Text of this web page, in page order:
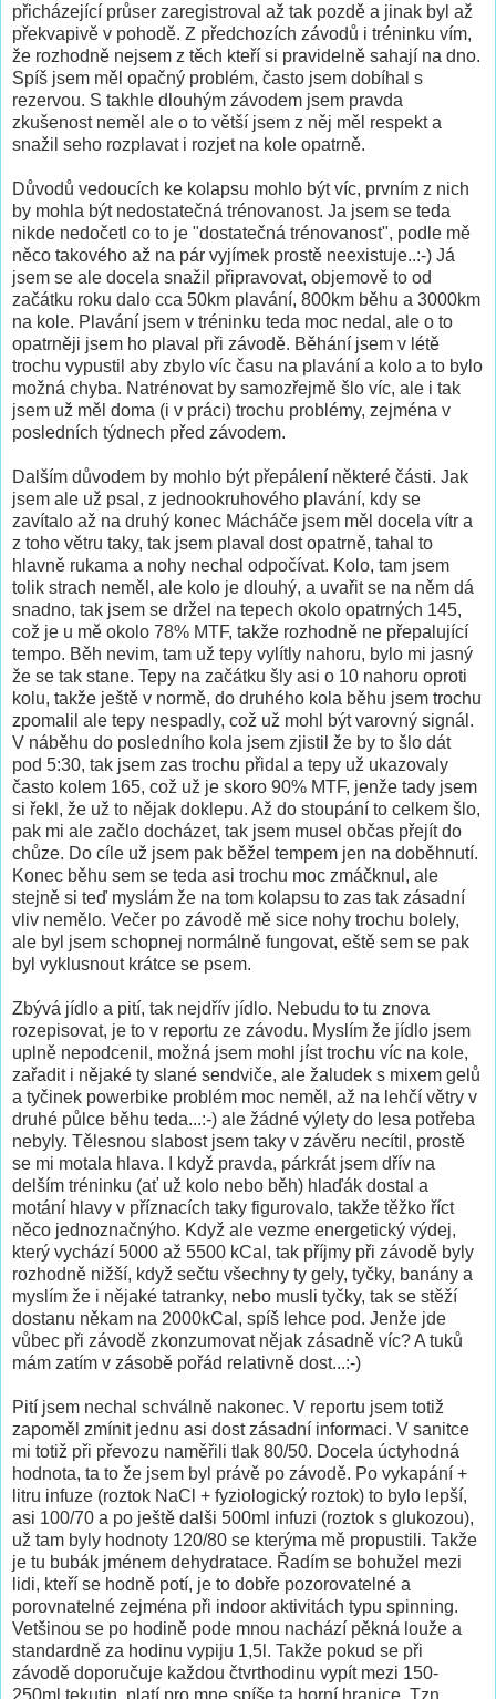
přicházející průser zaregistroval až tak pozdě a jinak byl až
překvapivě v pohodě. Z předchozích závodů i tréninku vím,
že rozhodně nejsem z těch kteří si pravidelně sahají na dno.
Spíš jsem měl opačný problém, často jsem dobíhal s
rezervou. S takhle dlouhým závodem jsem pravda
zkušenost neměl ale o to větší jsem z něj měl respekt a
snažil seho rozplavat i rozjet na kole opatrně.
Důvodů vedoucích ke kolapsu mohlo být víc, prvním z nich
by mohla být nedostatečná trénovanost. Ja jsem se teda
nikde nedočetl co to je "dostatečná trénovanost", podle mě
něco takového až na pár vyjímek prostě neexistuje..:-) Já
jsem se ale docela snažil připravovat, objemově to od
začátku roku dalo cca 50km plavání, 800km běhu a 3000km
na kole. Plavání jsem v tréninku teda moc nedal, ale o to
opatrněji jsem ho plaval při závodě. Běhání jsem v létě
trochu vypustil aby zbylo víc času na plavání a kolo a to bylo
možná chyba. Natrénovat by samozřejmě šlo víc, ale i tak
jsem už měl doma (i v práci) trochu problémy, zejména v
posledních týdnech před závodem.
Dalším důvodem by mohlo být přepálení některé části. Jak
jsem ale už psal, z jednookruhového plavání, kdy se
zavítalo až na druhý konec Mácháče jsem měl docela vítr a
z toho větru taky, tak jsem plaval dost opatrně, tahal to
hlavně rukama a nohy nechal odpočívat. Kolo, tam jsem
tolik strach neměl, ale kolo je dlouhý, a uvařit se na něm dá
snadno, tak jsem se držel na tepech okolo opatrných 145,
což je u mě okolo 78% MTF, takže rozhodně ne přepalující
tempo. Běh nevim, tam už tepy vylítly nahoru, bylo mi jasný
že se tak stane. Tepy na začátku šly asi o 10 nahoru oproti
kolu, takže ještě v normě, do druhého kola běhu jsem trochu
zpomalil ale tepy nespadly, což už mohl být varovný signál.
V náběhu do posledního kola jsem zjistil že by to šlo dát
pod 5:30, tak jsem zas trochu přidal a tepy už ukazovaly
často kolem 165, což už je skoro 90% MTF, jenže tady jsem
si řekl, že už to nějak doklepu. Až do stoupání to celkem šlo,
pak mi ale začlo docházet, tak jsem musel občas přejít do
chůze. Do cíle už jsem pak běžel tempem jen na doběhnutí.
Konec běhu sem se teda asi trochu moc zmáčknul, ale
stejně si teď myslám že na tom kolapsu to zas tak zásadní
vliv nemělo. Večer po závodě mě sice nohy trochu bolely,
ale byl jsem schopnej normálně fungovat, eště sem se pak
byl vyklusnout krátce se psem.
Zbývá jídlo a pití, tak nejdřív jídlo. Nebudu to tu znova
rozepisovat, je to v reportu ze závodu. Myslím že jídlo jsem
uplně nepodcenil, možná jsem mohl jíst trochu víc na kole,
zařadit i nějaké ty slané sendviče, ale žaludek s mixem gelů
a tyčinek powerbike problém moc neměl, až na lehčí větry v
druhé půlce běhu teda...:-) ale žádné výlety do lesa potřeba
nebyly. Tělesnou slabost jsem taky v závěru necítil, prostě
se mi motala hlava. I když pravda, párkrát jsem dřív na
delším tréninku (ať už kolo nebo běh) hlaďák dostal a
motání hlavy v příznacích taky figurovalo, takže těžko říct
něco jednoznačnýho. Když ale vezme energetický výdej,
který vychází 5000 až 5500 kCal, tak příjmy při závodě byly
rozhodně nižší, když sečtu všechny ty gely, tyčky, banány a
myslím že i nějaké tatranky, nebo musli tyčky, tak se stěží
dostanu někam na 2000kCal, spíš lehce pod. Jenže jde
vůbec při závodě zkonzumovat nějak zásadně víc? A tuků
mám zatím v zásobě pořád relativně dost...:-)
Pití jsem nechal schválně nakonec. V reportu jsem totiž
zapoměl zmínit jednu asi dost zásadní informaci. V sanitce
mi totiž při převozu naměřili tlak 80/50. Docela úctyhodná
hodnota, ta to že jsem byl právě po závodě. Po vykapání +
litru infuze (roztok NaCl + fyziologický roztok) to bylo lepší,
asi 100/70 a po ještě dalši 500ml infuzi (roztok s glukozou),
už tam byly hodnoty 120/80 se kterýma mě propustili. Takže
je tu bubák jménem dehydratace. Řadím se bohužel mezi
lidi, kteří se hodně potí, je to dobře pozorovatelné a
porovnatelné zejména při indoor aktivitách typu spinning.
Vetšinou se po hodině pode mnou nachází pěkná louže a
standardně za hodinu vypiju 1,5l. Takže pokud se při
závodě doporučuje každou čtvrthodinu vypít mezi 150-
250ml tekutin, platí pro mne spíše ta horní hranice. Tzn.